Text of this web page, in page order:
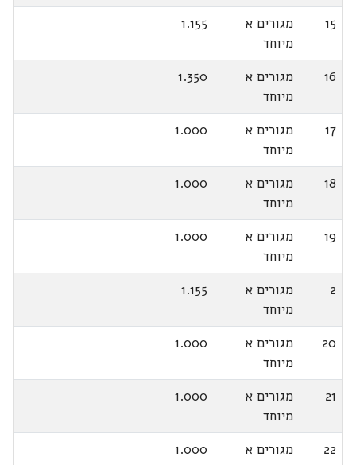
15
מגורים א
מיוחד
1.155
16
מגורים א
מיוחד
1.350
17
מגורים א
מיוחד
1.000
18
מגורים א
מיוחד
1.000
19
מגורים א
מיוחד
1.000
2
מגורים א
מיוחד
1.155
20
מגורים א
מיוחד
1.000
21
מגורים א
מיוחד
1.000
22
מגורים א
1.000